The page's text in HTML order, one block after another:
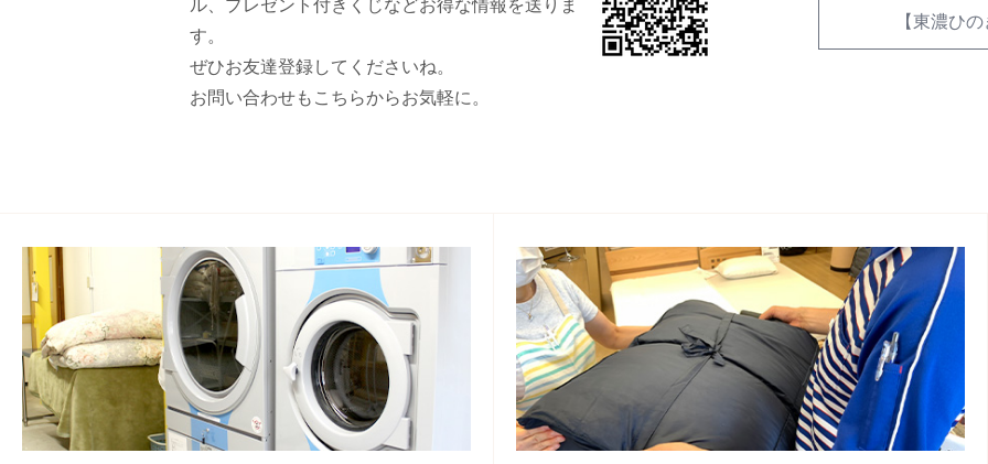
ル、プレゼント付きくじなどお得な情報を送りま
す。
ぜひお友達登録してくださいね。
お問い合わせもこちらからお気軽に。
【東濃ひ